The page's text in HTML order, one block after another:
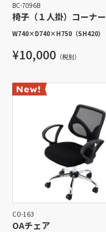
BC-7096B
椅子（１人掛）コーナー
W740× D740× H750 （SH420）
¥10,000 （税別）
CO-163
OAチェア